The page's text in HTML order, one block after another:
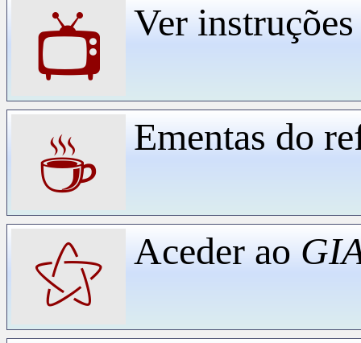
📺 Ver
☕ Ementas do
⚝ Aceder ao